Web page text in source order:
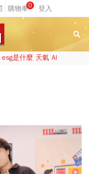
0
esg是什麼 天氣 AI